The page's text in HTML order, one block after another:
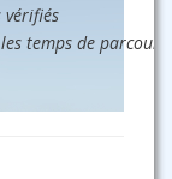
vérifiés
temps de parcours